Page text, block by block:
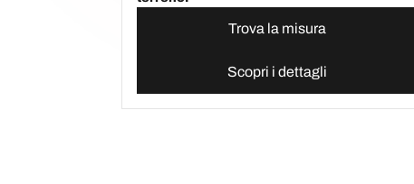
Trova la misura
Scopri i dettagli